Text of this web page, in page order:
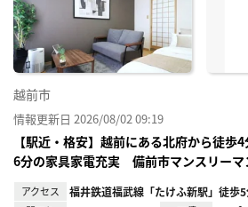
越前市
情報更新日 2026/08/02 09:19
【駅近・格安】越前にある北府から徒歩
6分の家具家電充実 備前市マンスリーマ
アクセス 福井鉄道福武線「たけふ新駅」徒歩